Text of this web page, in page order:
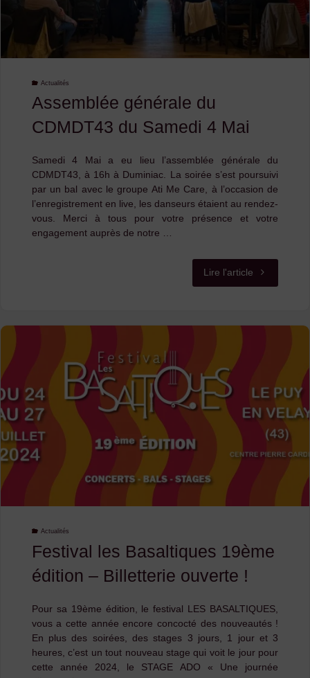
Actualités
Assemblée générale du
CDMDT43 du Samedi 4 Mai
Samedi 4 Mai a eu lieu l’assemblée générale du
CDMDT43, à 16h à Duminiac. La soirée s’est poursuivi
par un bal avec le groupe Ati Me Care, à l’occasion de
l’enregistrement en live, les danseurs étaient au rendez-
vous. Merci à tous pour votre présence et votre
engagement auprès de notre …
Lire l'article"Assemblée
du
Samedi
Actualités
Festival les Basaltiques 19ème
édition – Billetterie ouverte !
Pour sa 19ème édition, le festival LES BASALTIQUES,
vous a cette année encore concocté des nouveautés !
En plus des soirées, des stages 3 jours, 1 jour et 3
heures, c’est un tout nouveau stage qui voit le jour pour
cette année 2024, le STAGE ADO « Une journée